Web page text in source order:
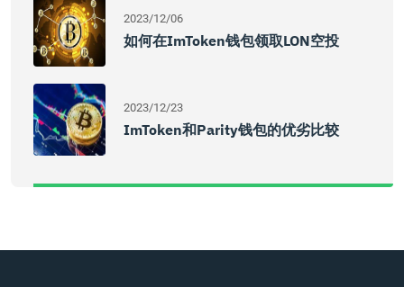
2023/12/06
如何在imToken钱包领取LON空投
2023/12/23
ImToken和Parity钱包的优劣比较